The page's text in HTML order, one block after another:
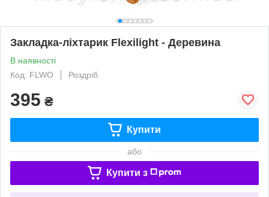
Закладка-ліхтарик Flexilight - Деревина
В наявності
Код: FLWO
Роздріб
395 ₴
Купити
або
Купити з